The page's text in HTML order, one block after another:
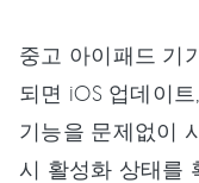
중고 아이패드 기
되면 iOS 업데이
기능을 문제없이
시 활성화 상태를